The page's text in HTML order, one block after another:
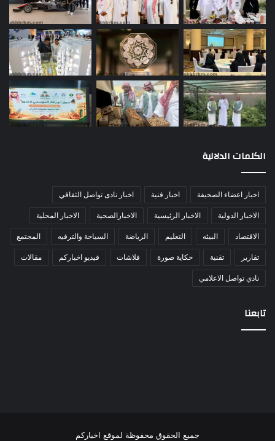
الكلمات الدلالية
اخبار اعضاء الصحيفة اخبار فنية اخبار نادى تواصل الثقافي
الاخبار الدولية الاخبار الرئيسية الاخبارالصحية الاخبار المحلية
الاقتصاد البيئه التعليم الرياضة السياحة والترفيه المجتمع
تقارير تقنية حكاية صورة فلاشات فيديو اخباركم مقالات
نادي تواصل الاعلامي
تابعنا
جميع الحقوق محفوظة لموقع اخباركم